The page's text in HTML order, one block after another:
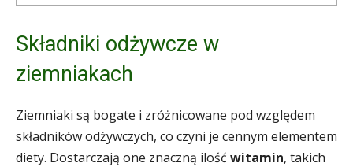
Składniki odżywcze w
ziemniakach
Ziemniaki są bogate i zróżnicowane pod względem
składników odżywczych, co czyni je cennym elementem
diety. Dostarczają one znaczną ilość witamin, takich